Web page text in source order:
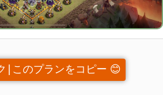
|このプランをコピー 😊